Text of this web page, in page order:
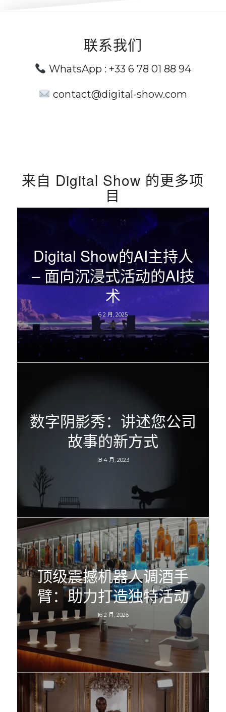
联系我们
WhatsApp : +33 6 78 01 88 94
contact@digital-show.com
来自 Digital Show 的更多项
目
Digital Show的AI主持人
– 面向沉浸式活动的AI技
术
6 2 月, 2025
数字阴影秀：讲述您公司
故事的新方式
18 4 月, 2023
顶级震撼机器人调酒手
臂：助力打造独特活动
16 2 月, 2026